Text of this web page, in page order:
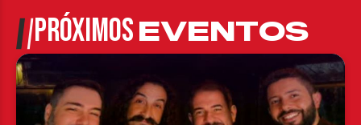
PRÓXIMOSEVENTOS